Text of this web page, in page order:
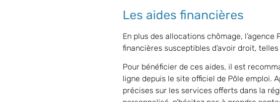
Les aides financières
En plus des allocations chômage, l’agence
financières susceptibles d’avoir droit, telles
Pour bénéficier de ces aides, il est
ligne depuis le site officiel de Pôle emploi.
précises sur les services offerts dans la